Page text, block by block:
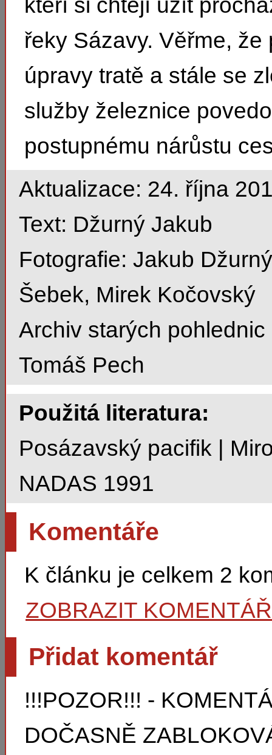
kteří si chtějí užít
řeky Sázavy. Věřme, že
úpravy tratě a stále se
služby železnice
postupnému nárůstu
Aktualizace: 24. října
Text: Džurný Jakub
Fotografie: Jakub
Šebek, Mirek Kočovský
Archiv starých
Tomáš Pech
Použitá literatura:
Posázavský pacifik |
NADAS 1991
Komentáře
K článku je celkem 2
ZOBRAZIT
Přidat komentář
!!!POZOR!!! -
DOČASNĚ